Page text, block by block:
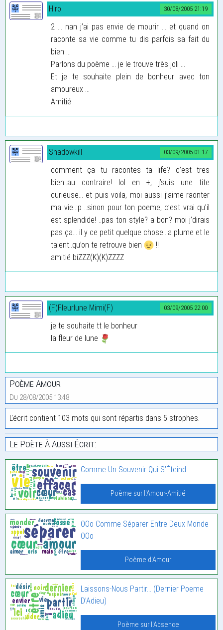
30/08/2005 21:19
Hiro
2 ... nan j’ai pas envie de mourir ... et quand on
raconte sa vie comme tu dis parfois sa fait du
bien ...
Parlons du poème ... je le trouve très joli ...
Et je te souhaite plein de bonheur avec ton
amoureux ...
Amitié
03/09/2005 01:17
Shadowkill
comment ça tu racontes ta life? c’est tres
bien..au contraire! lol en +, j’suis une tite
curieuse... et puis voila, moi aussi j’aime raonter
ma vie..:p ..sinon pour ton poeme, c’est vrai qu’il
est splendide! ..pas ton style? a bon? moi j’dirais
pas ça... il y ce petit quelque chose..la plume et le
talent..qu’on te retrouve bien
!!
amitié biZZZ(K)(K)ZZZZ
03/09/2005 22:00
(F)Fleurlune Mimi(F)
je te souhaite tt le bonheur
la fleur de lune
Poème Amour
Du 28/08/2005 13:48
L'écrit contient 103 mots qui sont répartis dans 5 strophes.
Le Poète À Aussi Écrit:
Comme Un Souvenir Qui S’Éteind…
Poème sur l'Amour-Amitié
OOo Comme Séparer Entre Deux Monde
OOo
Poème d'Amour
Laissons-Nous Partir… (Dernier Poeme
D’Adieu)
Poème sur l'Absence